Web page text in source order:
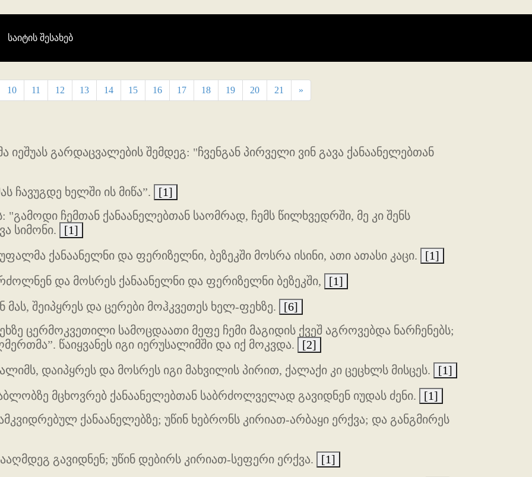
საიტის შესახებ
10 11 12 13 14 15 16 17 18 19 20 21 »
გარდაცვალების შემდეგ: "ჩვენგან პირველი ვინ გავა ქანაანელებთან
ჩავუგდე ხელში ის მიწა”.
[1]
"გამოდი ჩემთან ქანაანელებთან საომრად, ჩემს წილხვედრში, მე კი შენს
სიმონი.
[1]
ქანაანელნი და ფერიზელნი, ბეზეკში მოსრა ისინი, ათი ათასი კაცი.
[1]
და მოსრეს ქანაანელნი და ფერიზელნი ბეზეკში,
[1]
მას, შეიპყრეს და ცერები მოჰკვეთეს ხელ-ფეხზე.
[6]
ცერმოკვეთილი სამოცდაათი მეფე ჩემი მაგიდის ქვეშ აგროვებდა ნარჩენებს;
წაიყვანეს იგი იერუსალიმში და იქ მოკვდა.
[2]
დაიპყრეს და მოსრეს იგი მახვილის პირით, ქალაქი კი ცეცხლს მისცეს.
[1]
მცხოვრებ ქანაანელებთან საბრძოლველად გავიდნენ იუდას ძენი.
[1]
ქანაანელებზე; უწინ ხებრონს კირიათ-არბაყი ერქვა; და განგმირეს
გავიდნენ; უწინ დებირს კირიათ-სეფერი ერქვა.
[1]